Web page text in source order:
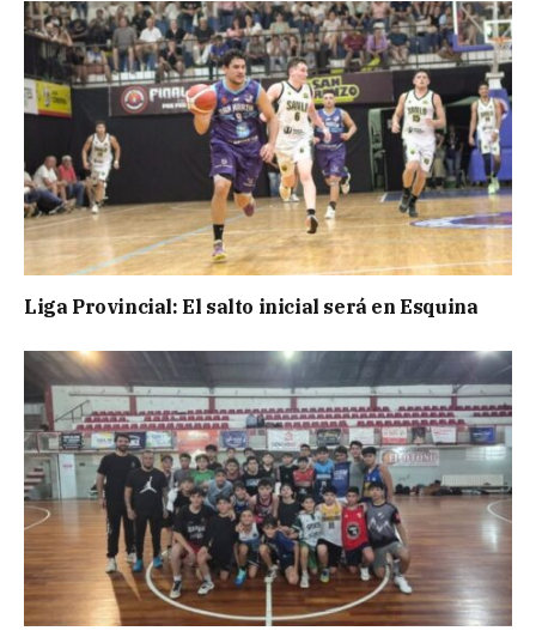
Liga Provincial: El salto inicial será en Esquina